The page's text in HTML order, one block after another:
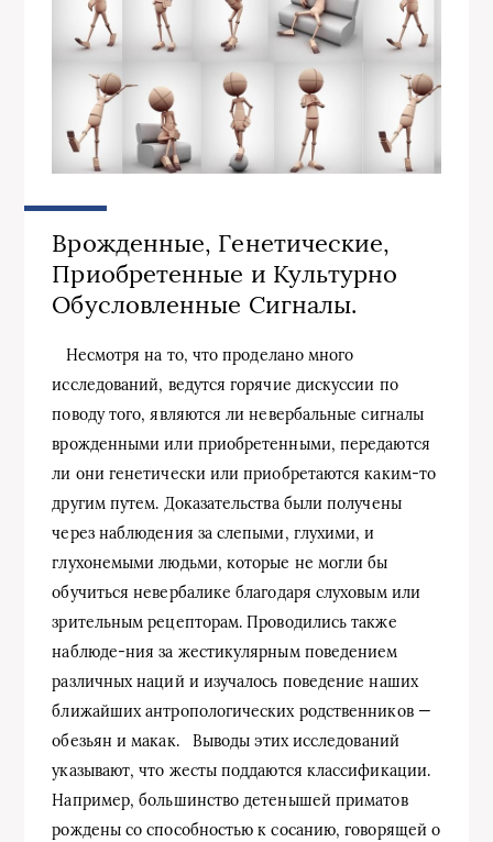
Врожденные, Генетические,
Приобретенные и Культурно
Обусловленные Сигналы.
Несмотря на то, что проделано много
исследований, ведутся горячие дискуссии по
поводу того, являются ли невербальные сигналы
врожденными или приобретенными, передаются
ли они генетически или приобретаются каким-то
другим путем. Доказательства были получены
через наблюдения за слепыми, глухими, и
глухонемыми людьми, которые не могли бы
обучиться невербалике благодаря слуховым или
зрительным рецепторам. Проводились также
наблюде-ния за жестикулярным поведением
различных наций и изучалось поведение наших
ближайших антропологических родственников —
обезьян и макак. Выводы этих исследований
указывают, что жесты поддаются классификации.
Например, большинство детенышей приматов
рождены со способностью к сосанию, говорящей о